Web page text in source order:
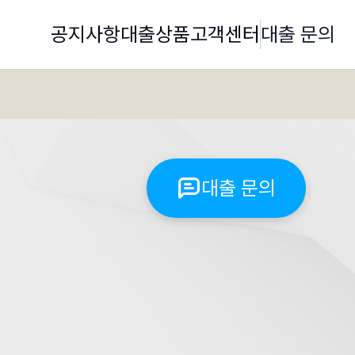
공지사항대출상품고객센터 대출 문의
대출 문의